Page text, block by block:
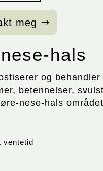
hals
meg
og behandler
betennelser,
nese-hals
ventetid